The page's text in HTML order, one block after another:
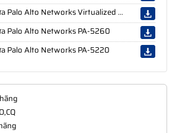
không còn là lựa chọn, mà là điều kiện
900G mang lại sự an tâm cho
được phép ngừng hoạt động dù chỉ
hôm nay và nhiều năm tới, FortiGate
thành” xứng đáng để đầu tư.
Datasheet Tường lửa Palo Alto Networks Virtualized VM-700
Palo Alto Networks PA-5260
Palo Alto Networks PA-5220